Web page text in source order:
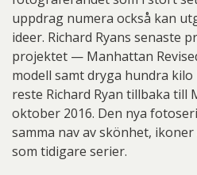
uppdrag numera också kan
ideer. Richard Ryans senaste
projektet — Manhattan
modell samt dryga hundra
reste Richard Ryan tillbaka till
oktober 2016. Den nya
samma nav av skönhet,
som tidigare serier.